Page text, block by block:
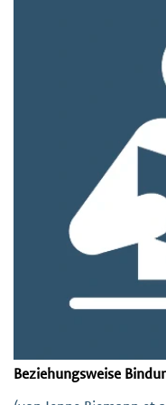
Beziehungsweise